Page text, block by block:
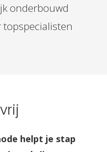
onderbouwd
helpt je stap